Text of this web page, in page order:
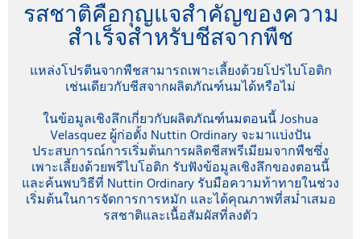
รสชาติคือกุญแจสำคัญของความ
สำเร็จสำหรับชีสจากพืช
แหล่งโปรตีนจากพืชสามารถเพาะเลี้ยงด้วยโปรไบโอติก
เช่นเดียวกับชีสจากผลิตภัณฑ์นมได้หรือไม่
ในข้อมูลเชิงลึกเกี่ยวกับผลิตภัณฑ์นมตอนนี้ Joshua
Velasquez ผู้ก่อตั้ง Nuttin Ordinary จะมาแบ่งปัน
ประสบการณ์การเริ่มต้นการผลิตชีสพรีเมียมจากพืชซึ่ง
เพาะเลี้ยงด้วยพรีไบโอติก รับฟังข้อมูลเชิงลึกของตอนนี้
และค้นพบวิธีที่ Nuttin Ordinary รับมือความท้าทายในช่วง
เริ่มต้นในการจัดการการหมัก และได้คุณภาพที่สม่ำเสมอ
รสชาติและเนื้อสัมผัสที่ลงตัว